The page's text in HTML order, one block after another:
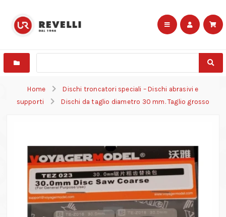
Home
Dischi troncatori speciali – Dischi abrasivi e
supporti
Dischi da taglio diametro 30 mm. Taglio grosso